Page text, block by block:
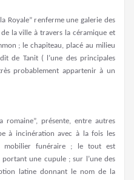
Royale” renferme une galerie des
la ville à travers la céramique et
; le chapiteau, placé au milieu
de Tanit ( l’une des principales
probablement appartenir à un
romaine”, présente, entre autres
à incinération avec à la fois les
mobilier funéraire ; le tout est
une cupule ; sur l’une des
latine donnant le nom de la